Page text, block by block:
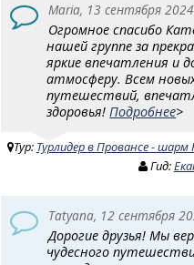
Maria, 13 сентября 2024
Огромное спасибо
нашей группе за
яркие впечатления и
атмосферу. Всем
путешествий,
здоровья!Подробнее>
Тур: Турлидер в Провансе -
Гид:
Tatyana, 12 сентября
Дорогие друзья! Мы
чудесного